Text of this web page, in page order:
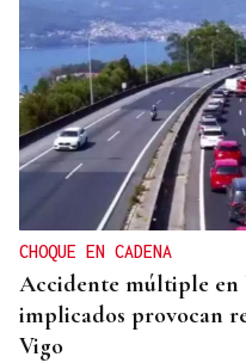
CHOQUE EN CADENA
Accidente múltiple en
implicados provocan
Vigo